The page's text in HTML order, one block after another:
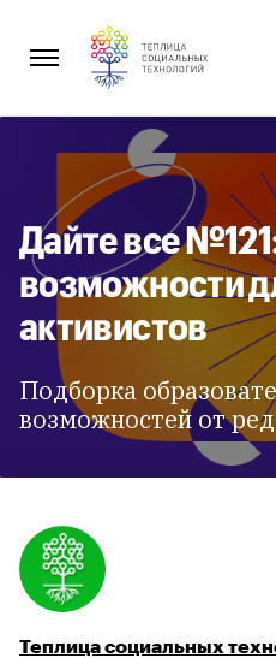
содержанию
Дайте все
возможности
активистов
Подборка
возможностей от
Теплица социальных